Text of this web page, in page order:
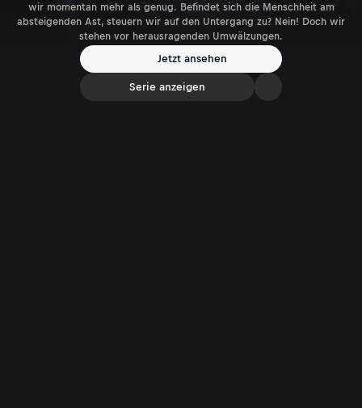
wir momentan mehr als genug. Befindet sich die Menschheit am
absteigenden Ast, steuern wir auf den Untergang zu? Nein! Doch wir
stehen vor herausragenden Umwälzungen.
Jetzt ansehen
Serie anzeigen